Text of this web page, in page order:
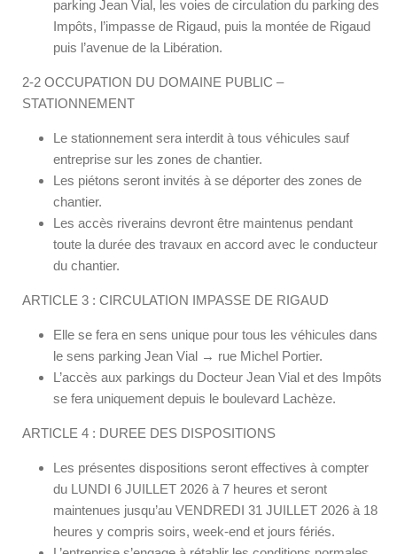
parking Jean Vial, les voies de circulation du parking des
Impôts, l’impasse de Rigaud, puis la montée de Rigaud
puis l’avenue de la Libération.
2-2 OCCUPATION DU DOMAINE PUBLIC –
STATIONNEMENT
Le stationnement sera interdit à tous véhicules sauf
entreprise sur les zones de chantier.
Les piétons seront invités à se déporter des zones de
chantier.
Les accès riverains devront être maintenus pendant
toute la durée des travaux en accord avec le conducteur
du chantier.
ARTICLE 3 : CIRCULATION IMPASSE DE RIGAUD
Elle se fera en sens unique pour tous les véhicules dans
le sens parking Jean Vial → rue Michel Portier.
L’accès aux parkings du Docteur Jean Vial et des Impôts
se fera uniquement depuis le boulevard Lachèze.
ARTICLE 4 : DUREE DES DISPOSITIONS
Les présentes dispositions seront effectives à compter
du LUNDI 6 JUILLET 2026 à 7 heures et seront
maintenues jusqu’au VENDREDI 31 JUILLET 2026 à 18
heures y compris soirs, week-end et jours fériés.